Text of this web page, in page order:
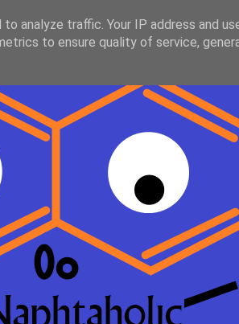
analyze traffic. Your IP address and
to ensure quality of service,